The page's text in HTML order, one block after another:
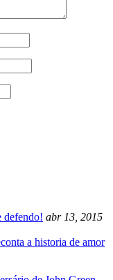
defendo! abr 13, 2015
a historia de amor